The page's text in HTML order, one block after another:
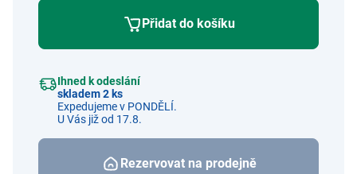
Přidat do košíku
Ihned k odeslání
skladem 2 ks
Expedujeme v PONDĚLÍ.
U Vás již od 17.8.
Rezervovat na prodejně